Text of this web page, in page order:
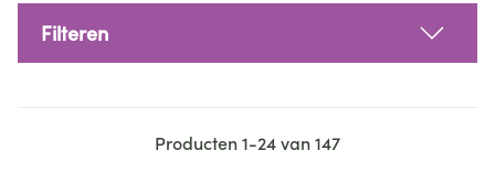
Filteren
Producten1-24van147